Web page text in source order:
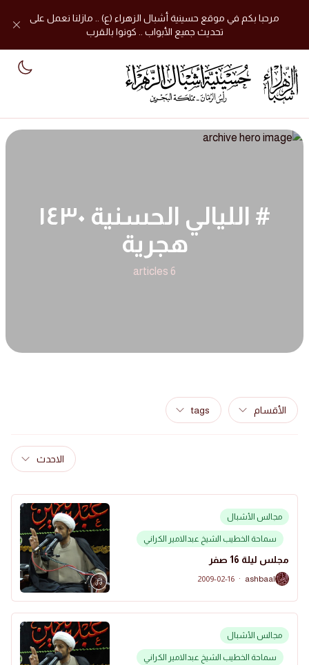
مرحبا بكم في موقع حسينية أشبال الزهراء (ع) .. مازلنا نعمل على
تحديث جميع الأبواب .. كونوا بالقرب
# الليالي الحسنية ١٤٣٠
هجرية
6 articles
الأقسام tags
الاحدث
مجالس الأشبال
سماحة الخطيب الشيخ عبدالامير الكراني
مجلس ليلة 16 صفر
A
ashbaal
·
2009-02-16
مجالس الأشبال
سماحة الخطيب الشيخ عبدالامير الكراني